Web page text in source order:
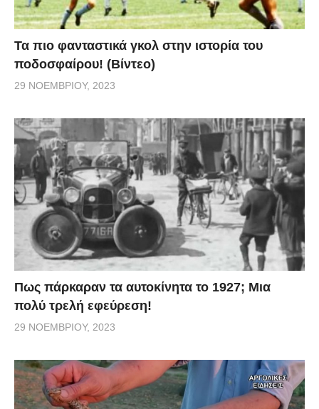
Τα πιο φανταστικά γκολ στην ιστορία του
ποδοσφαίρου! (Βίντεο)
29 ΝΟΕΜΒΡΊΟΥ, 2023
Πως πάρκαραν τα αυτοκίνητα το 1927; Μια
πολύ τρελή εφεύρεση!
29 ΝΟΕΜΒΡΊΟΥ, 2023